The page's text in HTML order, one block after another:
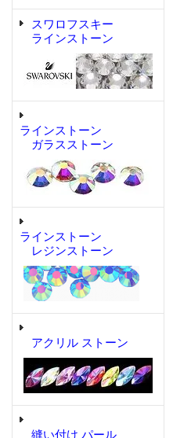
スワロフスキー
ラインストーン
ラインストーン
ガラスストーン
ラインストーン
レジンストーン
アクリル ストーン
縫い付け パール